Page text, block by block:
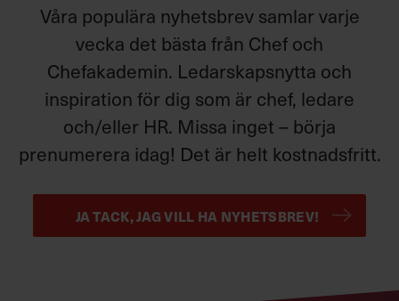
Våra populära nyhetsbrev samlar varje
vecka det bästa från Chef och
Chefakademin. Ledarskapsnytta och
inspiration för dig som är chef, ledare
och/eller HR. Missa inget – börja
prenumerera idag! Det är helt kostnadsfritt.
JA TACK, JAG VILL HA NYHETSBREV!